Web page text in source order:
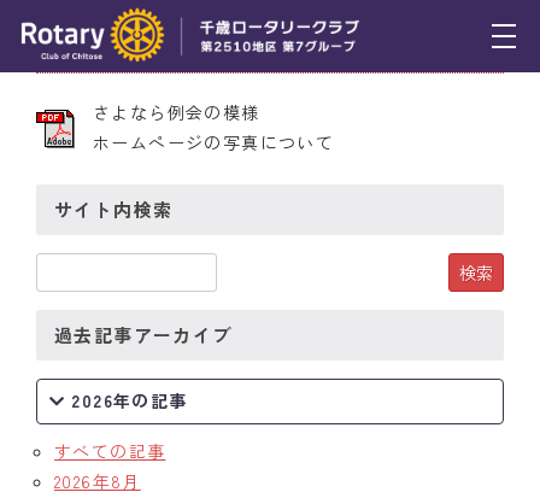
トピックス
例会報告
活動報告
理事会報告
木曜会
組織図
2009年7月2日 第1969号
さよなら例会の模様
ホームページの写真について
サイト内検索
過去記事アーカイブ
2026年の記事
すべての記事
2026年8月